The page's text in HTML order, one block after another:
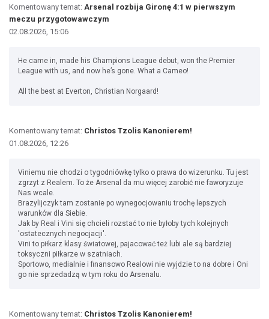
Komentowany temat: Arsenal rozbija Gironę 4:1 w pierwszym
meczu przygotowawczym
02.08.2026, 15:06
He came in, made his Champions League debut, won the Premier
League with us, and now he’s gone. What a Cameo!
All the best at Everton, Christian Norgaard!
Komentowany temat: Christos Tzolis Kanonierem!
01.08.2026, 12:26
Viniemu nie chodzi o tygodniówkę tylko o prawa do wizerunku. Tu jest
zgrzyt z Realem. To że Arsenal da mu więcej zarobić nie faworyzuje
Nas wcale.
Brazylijczyk tam zostanie po wynegocjowaniu trochę lepszych
warunków dla Siebie.
Jak by Real i Vini się chcieli rozstać to nie byłoby tych kolejnych
'ostatecznych negocjacji'.
Vini to piłkarz klasy światowej, pajacować też lubi ale są bardziej
toksyczni piłkarze w szatniach.
Sportowo, medialnie i finansowo Realowi nie wyjdzie to na dobre i Oni
go nie sprzedadzą w tym roku do Arsenalu.
Komentowany temat: Christos Tzolis Kanonierem!